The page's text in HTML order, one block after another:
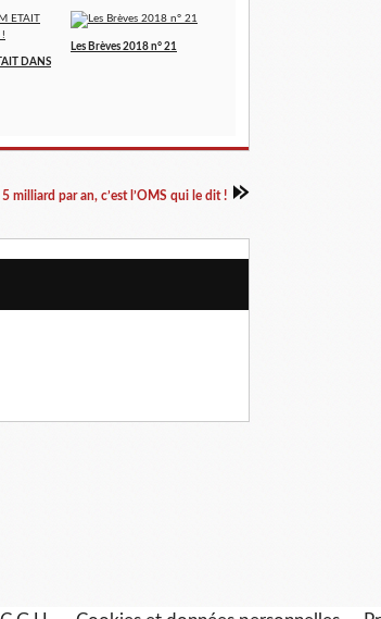
DANS
Les Brèves 2018 n° 21
5 milliard par an, c’est l’OMS qui le dit !